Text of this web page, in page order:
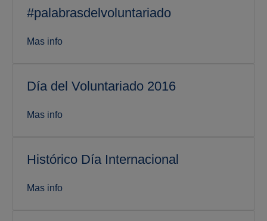
#palabrasdelvoluntariado
Mas info
Día del Voluntariado 2016
Mas info
Histórico Día Internacional
Mas info